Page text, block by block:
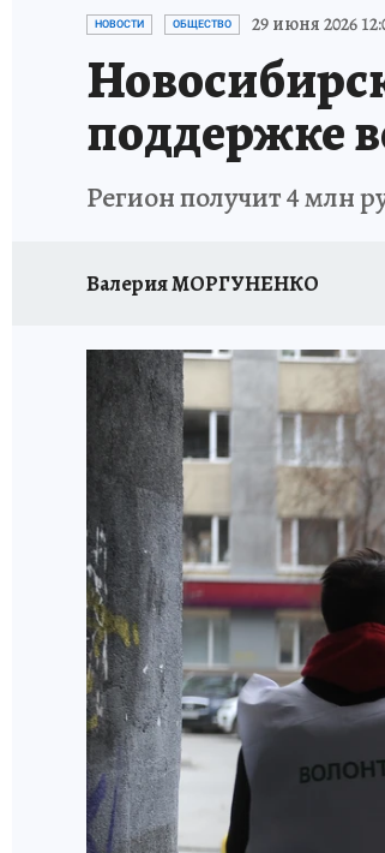
ОТДЫХ В РОССИИ
НОВОСТИ ОБЩЕСТВО 29 июня 2026
поддержке
Регион получит 4 млн
Валерия МОРГУНЕНКО